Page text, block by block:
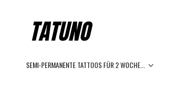
SEMI-PERMANENTE TATTOOS FÜR 2 WOCHE...